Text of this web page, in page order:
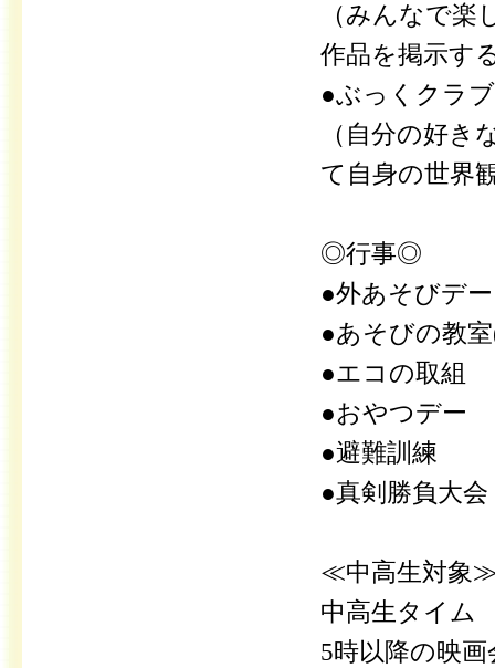
（みんなで
作品を掲示す
●ぶっくクラ
（自分の好
て自身の世界
◎行事◎
●外あそびデ
●あそびの教
●エコの取組
●おやつデー
●避難訓練
●真剣勝負大会
≪中高生対象
中高生タイム
5時以降の映